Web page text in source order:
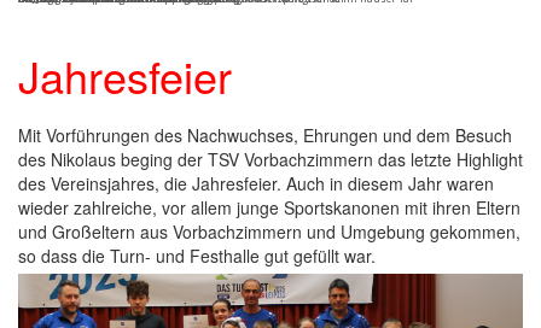
Jahresfeier
Mit Vorführungen des Nachwuchses, Ehrungen und dem Besuch
des Nikolaus beging der TSV Vorbachzimmern das letzte Highlight
des Vereinsjahres, die Jahresfeier. Auch in diesem Jahr waren
wieder zahlreiche, vor allem junge Sportskanonen mit ihren Eltern
und Großeltern aus Vorbachzimmern und Umgebung gekommen,
so dass die Turn- und Festhalle gut gefüllt war.